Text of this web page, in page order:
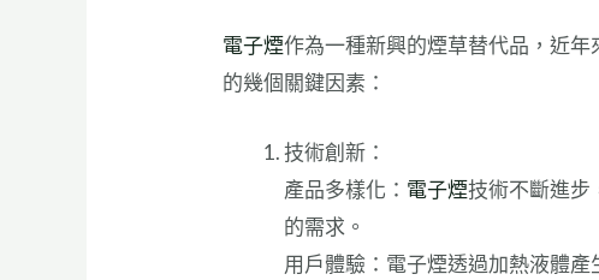
電子煙作為一種新興的煙草替代品，近
的幾個關鍵因素：
技術創新：
產品多樣化： 電子煙技術不斷進步
的需求。
用戶體驗：電子煙透過加熱液體